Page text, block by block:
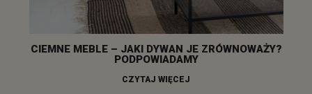
CIEMNE MEBLE – JAKI DYWAN JE ZRÓWNOWAŻY?
PODPOWIADAMY
CZYTAJ WIĘCEJ